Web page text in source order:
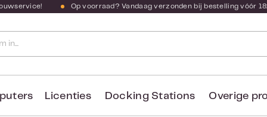
Op voorraad? Vandaag verzonden bij bestelling vóór
Licenties Docking Stations Overige